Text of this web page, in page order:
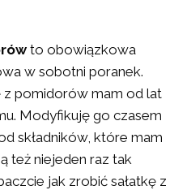
to obowiązkowa
w sobotni poranek.
z pomidorów mam od lat
Modyfikuję go czasem
składników, które mam
też niejeden raz tak
jak zrobić sałatkę z